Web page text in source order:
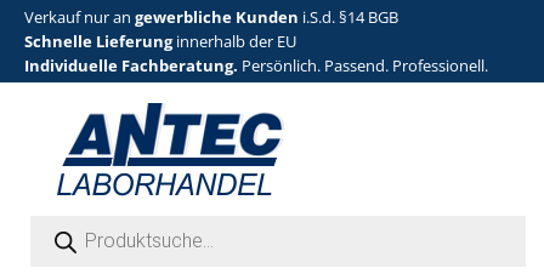
Verkauf nur an gewerbliche Kunden i.S.d. §14 BGB
Schnelle Lieferunginnerhalb der EU
Individuelle Fachberatung. Persönlich. Passend. Professionell.